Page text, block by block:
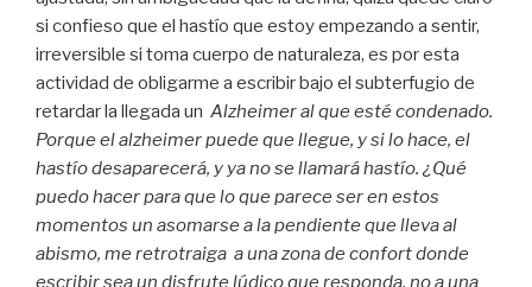
si confieso que el hastío que estoy empezando a sentir,
irreversible si toma cuerpo de naturaleza, es por esta
actividad de obligarme a escribir bajo el subterfugio de
retardar la llegada un Alzheimer al que esté condenado.
Porque el alzheimer puede que llegue, y si lo hace, el
hastío desaparecerá, y ya no se llamará hastío. ¿Qué
puedo hacer para que lo que parece ser en estos
momentos un asomarse a la pendiente que lleva al
abismo, me retrotraiga a una zona de confort donde
escribir sea un disfrute lúdico que responda, no a una